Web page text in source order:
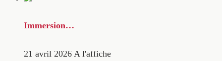
Immersion…
21 avril 2026 A l'affiche